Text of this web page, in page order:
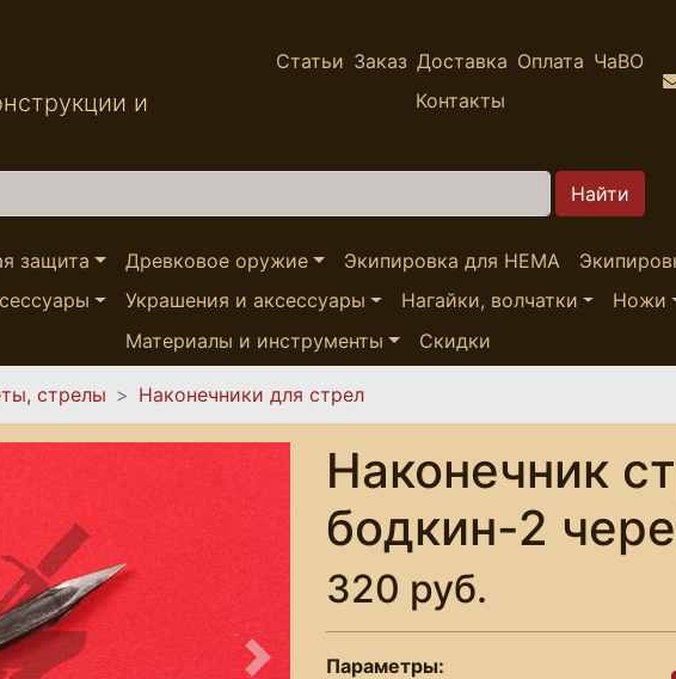
и
Статьи Заказ Доставка Оплата ЧаВО
Контакты
защита Древковое оружие Экипировка для HEMA
Украшения и аксессуары Нагайки, волчатки Ножи
Материалы и инструменты
Скидки
стрелы Наконечники для стрел
Следующее
Наконечник
бодкин-2
320 руб.
Параметры: